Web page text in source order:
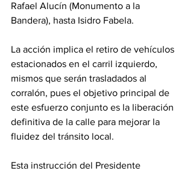
Rafael Alucín (Monumento a la
Bandera), hasta Isidro Fabela.
La acción implica el retiro de vehículos
estacionados en el carril izquierdo,
mismos que serán trasladados al
corralón, pues el objetivo principal de
este esfuerzo conjunto es la liberación
definitiva de la calle para mejorar la
fluidez del tránsito local.
Esta instrucción del Presidente